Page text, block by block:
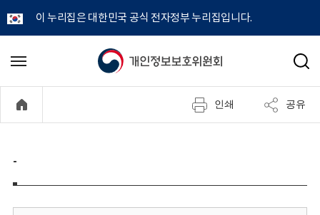
이 누리집은 대한민국 공식 전자정부 누리집입니다.
개
정
보
메
기
검
인쇄 공유
-